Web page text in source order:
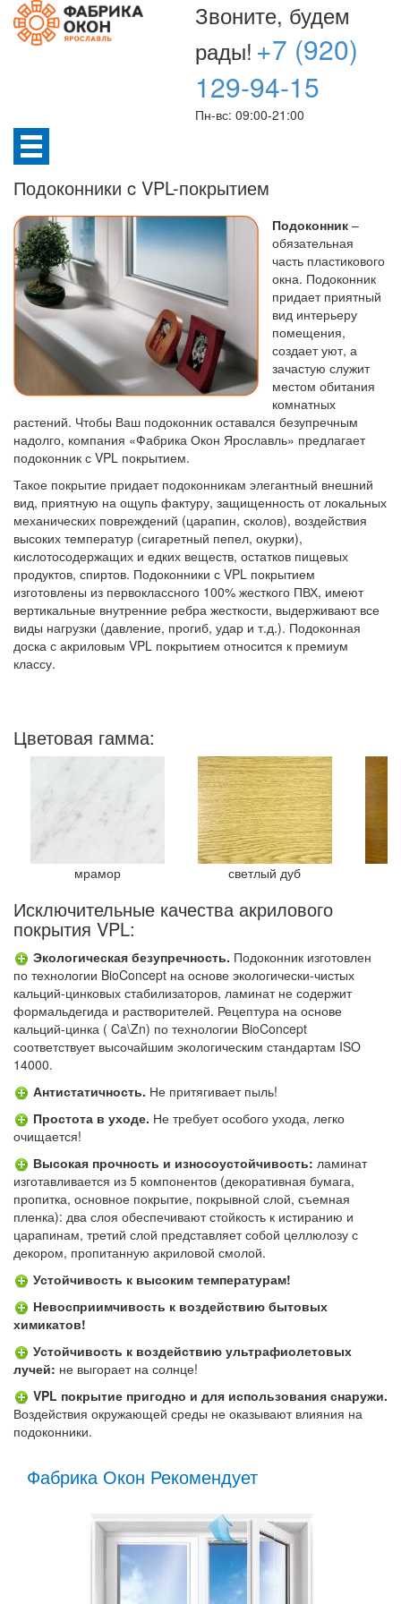
Звоните, будем
рады! +7 (920)
129-94-15
Пн-вс: 09:00-21:00
Подоконники c VPL-покрытием
Подоконник –
обязательная
часть пластикового
окна. Подоконник
придает приятный
вид интерьеру
помещения,
создает уют, а
зачастую служит
местом обитания
комнатных
растений. Чтобы Ваш подоконник оставался безупречным
надолго, компания «Фабрика Окон Ярославль» предлагает
подоконник с VPL покрытием.
Такое покрытие придает подоконникам элегантный внешний
вид, приятную на ощупь фактуру, защищенность от локальных
механических повреждений (царапин, сколов), воздействия
высоких температур (сигаретный пепел, окурки),
кислотосодержащих и едких веществ, остатков пищевых
продуктов, спиртов. Подоконники с VPL покрытием
изготовлены из первоклассного 100% жесткого ПВХ, имеют
вертикальные внутренние ребра жесткости, выдерживают все
виды нагрузки (давление, прогиб, удар и т.д.). Подоконная
доска с акриловым VPL покрытием относится к премиум
классу.
Цветовая гамма:
мрамор светлый дуб
Исключительные качества акрилового
покрытия VPL:
Экологическая безупречность. Подоконник изготовлен
по технологии BioConcept на основе экологически-чистых
кальций-цинковых стабилизаторов, ламинат не содержит
формальдегида и растворителей. Рецептура на основе
кальций-цинка ( Ca\Zn) по технологии BioConcept
соответствует высочайшим экологическим стандартам ISO
14000.
Антистатичность. Не притягивает пыль!
Простота в уходе. Не требует особого ухода, легко
очищается!
Высокая прочность и износоустойчивость: ламинат
изготавливается из 5 компонентов (декоративная бумага,
пропитка, основное покрытие, покрывной слой, съемная
пленка): два слоя обеспечивают стойкость к истиранию и
царапинам, третий слой представляет собой целлюлозу с
декором, пропитанную акриловой смолой.
Устойчивость к высоким температурам!
Невосприимчивость к воздействию бытовых
химикатов!
Устойчивость к воздействию ультрафиолетовых
лучей: не выгорает на солнце!
VPL покрытие пригодно и для использования снаружи.
Воздействия окружающей среды не оказывают влияния на
подоконники.
Фабрика Окон Рекомендует